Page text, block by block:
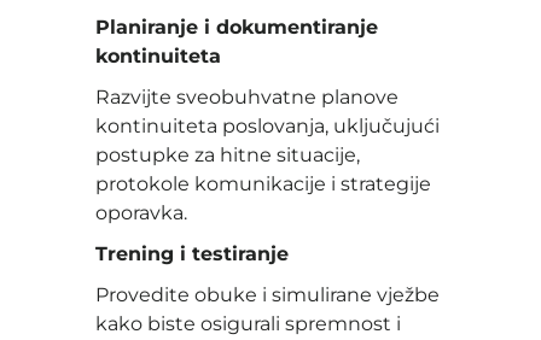
Planiranje i dokumentiranje
kontinuiteta
Razvijte sveobuhvatne planove
kontinuiteta poslovanja, uključujući
postupke za hitne situacije,
protokole komunikacije i strategije
oporavka.
Trening i testiranje
Provedite obuke i simulirane vježbe
kako biste osigurali spremnost i